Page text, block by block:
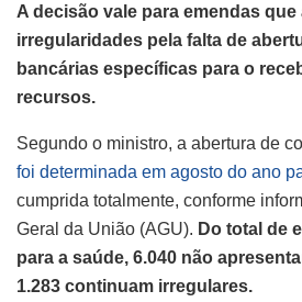
A decisão vale para emendas
irregularidades pela falta de
bancárias específicas para o
recursos.
Segundo o ministro, a abertura de
foi determinada em agosto do ano
cumprida totalmente, conforme
Geral da União (AGU). Do total de
para a saúde, 6.040 não
1.283 continuam irregulares.